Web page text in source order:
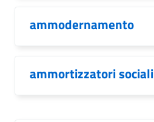
ammodernamento
ammortizzatori sociali